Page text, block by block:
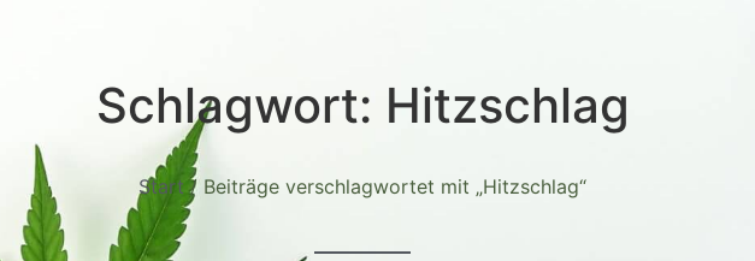
Schlagwort: Hitzschlag
Start / Beiträge verschlagwortet mit „Hitzschlag“